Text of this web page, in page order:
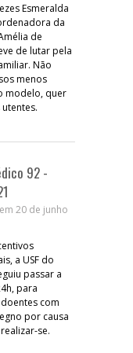
Esmeralda
da
de
de lutar pela
Não
menos
modelo, quer
92 -
20 de junho
a USF do
passar a
para
com
por causa
se.